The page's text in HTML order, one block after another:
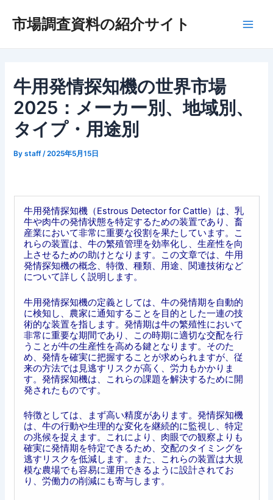
市場調査資料の紹介サイト
牛用発情探知機の世界市場
2025：メーカー別、地域別、
タイプ・用途別
Bystaff /2025年5月15日
牛用発情探知機（Estrous Detector for Cattle）は、乳
牛や肉牛の発情状態を特定するための装置であり、畜
産業において非常に重要な役割を果たしています。こ
れらの装置は、牛の繁殖管理を効率化し、生産性を向
上させるための助けとなります。この文章では、牛用
発情探知機の概念、特徴、種類、用途、関連技術など
について詳しく説明します。
牛用発情探知機の定義としては、牛の発情期を自動的
に検知し、農家に通知することを目的とした一連の技
術的な装置を指します。発情期は牛の繁殖性において
非常に重要な期間であり、この時期に適切な交配を行
うことが牛の生産性を高める鍵となります。そのた
め、発情を確実に把握することが求められますが、従
来の方法では見逃すリスクが高く、労力もかかりま
す。発情探知機は、これらの課題を解決するために開
発されたものです。
特徴としては、まず高い精度があります。発情探知機
は、牛の行動や生理的な変化を継続的に監視し、特定
の兆候を捉えます。これにより、肉眼での観察よりも
確実に発情期を特定できるため、交配のタイミングを
逃すリスクを低減します。また、これらの装置は大規
模な農場でも容易に運用できるように設計されてお
り、労働力の削減にも寄与します。